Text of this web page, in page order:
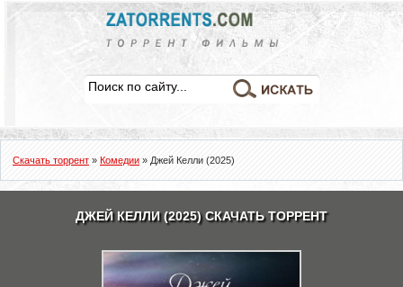
Скачать торрент » Комедии » Джей Келли (2025)
ДЖЕЙ КЕЛЛИ (2025) СКАЧАТЬ ТОРРЕНТ